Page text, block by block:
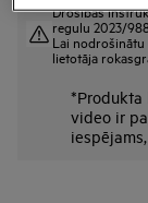
Drošības
regulu 2023/
Lai
lietotāja
*Produkta
video ir